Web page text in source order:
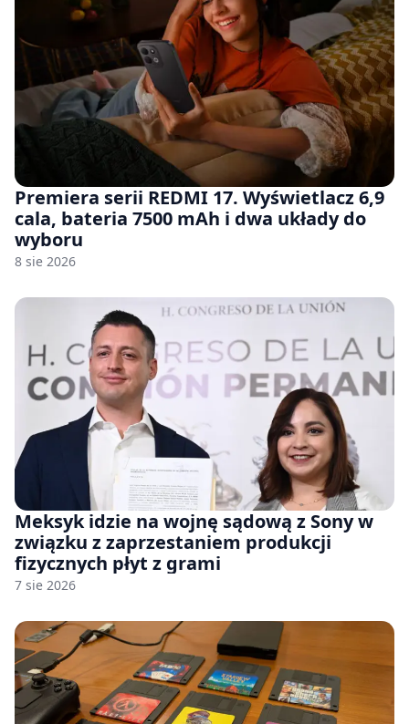
Premiera serii REDMI 17. Wyświetlacz 6,9
cala, bateria 7500 mAh i dwa układy do
wyboru
8 sie 2026
Meksyk idzie na wojnę sądową z Sony w
związku z zaprzestaniem produkcji
fizycznych płyt z grami
7 sie 2026